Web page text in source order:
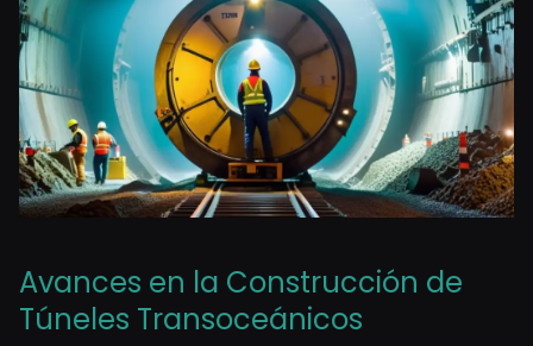
Avances en la Construcción de
Túneles Transoceánicos